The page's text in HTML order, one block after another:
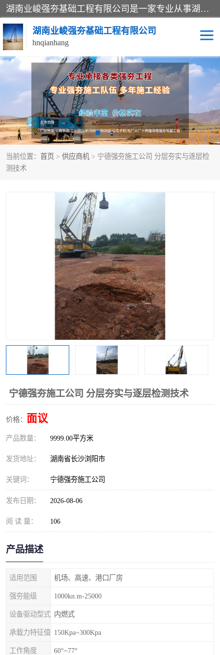
湖南业峻强夯基础工程有限公司是一家专业从事湖南强夯基础工程、强夯机租赁，地基处理的施工单位。业务覆盖：湖南、广东，江西等地。可承接1000KN.m-25000KN.m强夯（置换）工程。公司创始人是国内较早期从事强夯施工的建设者，经过多年的一步一个脚印的发展，在行业内具有较高的度和良好的口碑。
湖南业峻强夯基础工程有限公司
hnqianhang
当前位置： 首页 > 供应商机 > 宁德强夯施工公司 分层夯实与逐层检
测技术
宁德强夯施工公司 分层夯实与逐层检测技术
价格： 面议
产品数量： 9999.00平方米
发货地址： 湖南省长沙浏阳市
关键词： 宁德强夯施工公司
发布日期： 2026-08-06
阅 读 量： 106
产品描述
适用范围 机场、高速、港口厂房
强夯能级 1000kn.m-25000
设备驱动型式 内燃式
承载力特征值 150Kpa~300Kpa
工作角度 60°~77°
强夯施工案例 强夯机租赁
强夯施工工程 强夯施工队伍
强夯队伍